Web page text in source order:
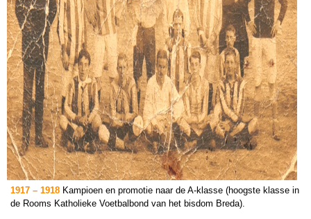
1917 – 1918 Kampioen en promotie naar de A-klasse (hoogste klasse in
de Rooms Katholieke Voetbalbond van het bisdom Breda).